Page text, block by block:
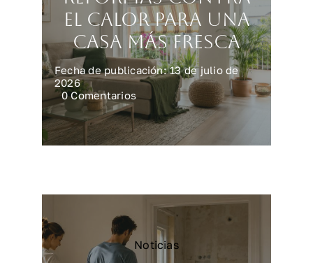
el calor para una
casa más fresca
Fecha de publicación: 13 de julio de
2026
0 Comentarioson
Reformas
contra
el
calor
más
fresca
Noticias